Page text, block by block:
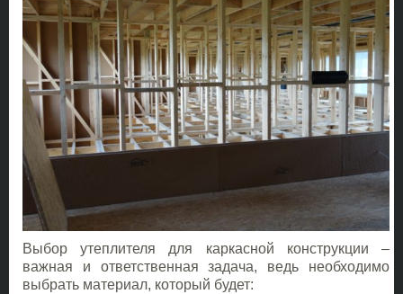
Выбор утеплителя для каркасной конструкции –
важная и ответственная задача, ведь необходимо
выбрать материал, который будет: